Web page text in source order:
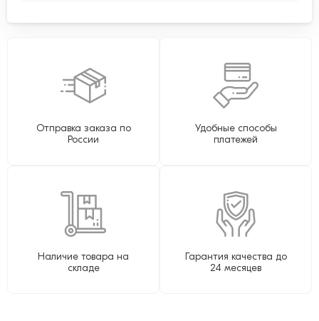
Отправка заказа по
России
Удобные способы
платежей
Наличие товара на
складе
Гарантия качества до
24 месяцев